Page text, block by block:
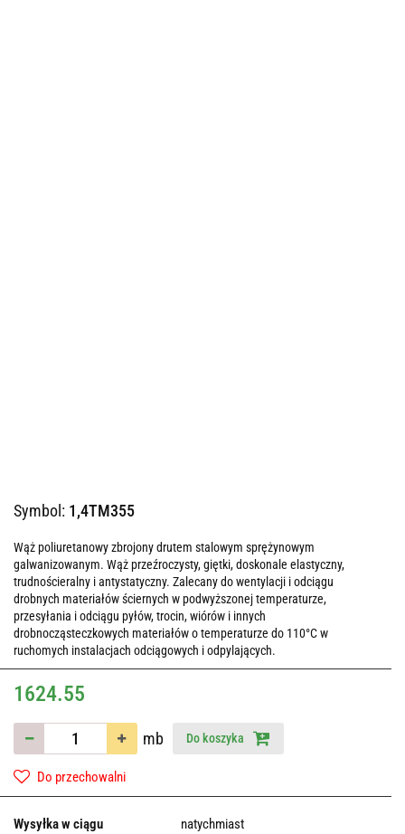
Symbol: 1,4TM355
Wąż poliuretanowy zbrojony drutem stalowym sprężynowym
galwanizowanym. Wąż przeźroczysty, giętki, doskonale elastyczny,
trudnościeralny i antystatyczny. Zalecany do wentylacji i odciągu
drobnych materiałów ściernych w podwyższonej temperaturze,
przesyłania i odciągu pyłów, trocin, wiórów i innych
drobnocząsteczkowych materiałów o temperaturze do 110°C w
ruchomych instalacjach odciągowych i odpylających.
1624.55
mb Do koszyka
Do przechowalni
Wysyłka w ciągu natychmiast